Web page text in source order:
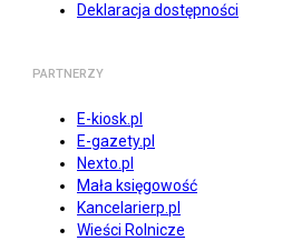
Deklaracja dostępności
PARTNERZY
E-kiosk.pl
E-gazety.pl
Nexto.pl
Mała księgowość
Kancelarierp.pl
Wieści Rolnicze